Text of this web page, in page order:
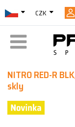
CZK
NITRO RED-R
skly